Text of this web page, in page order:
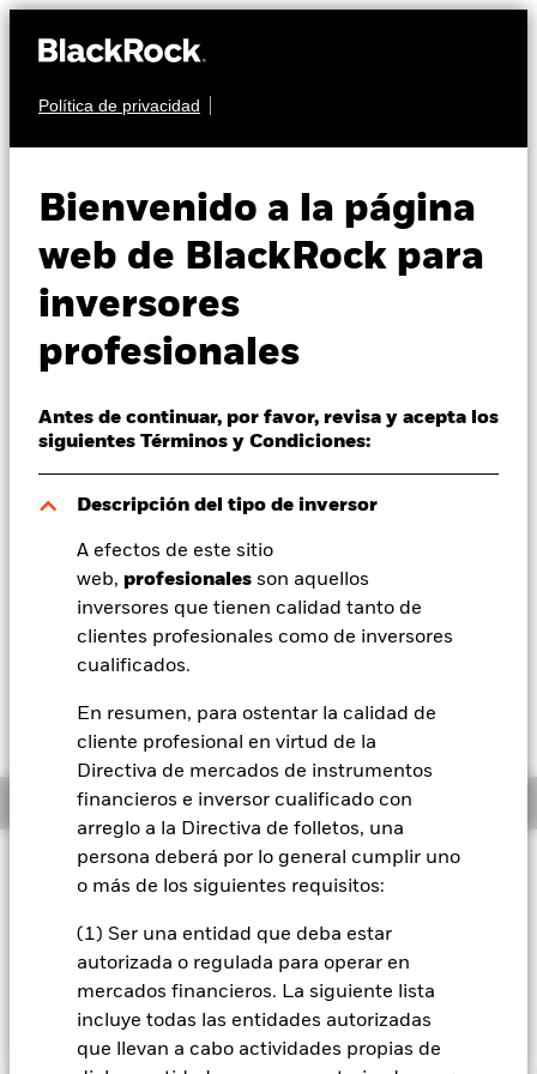
Política de privacidad
Bienvenido a la página
web de BlackRock para
inversores
profesionales
Antes de continuar, por favor, revisa y acepta los
siguientes Términos y Condiciones:
Descripción del tipo de inversor
A efectos de este sitio
web, profesionales son aquellos
inversores que tienen calidad tanto de
clientes profesionales como de inversores
cualificados.
En resumen, para ostentar la calidad de
cliente profesional en virtud de la
Directiva de mercados de instrumentos
financieros e inversor cualificado con
arreglo a la Directiva de folletos, una
persona deberá por lo general cumplir uno
o más de los siguientes requisitos:
(1) Ser una entidad que deba estar
autorizada o regulada para operar en
mercados financieros. La siguiente lista
incluye todas las entidades autorizadas
que llevan a cabo actividades propias de
Perspectivas
Visión de mercado
Educación
Profesionales
España
Change location
BlackRock
iShares
Nuestra compañía
MCTD
EMU Climate
Transition Aware
UCITS ETF
EUR 6,54
52 Semanas: 5,33 - 6,54
Variación del valor liquidativo a 06 ago 2026
EUR 0,02 (0,34%)
13,91%
Información general
Filosofía de inversión
su inversión, a través de una combinación de revalorización
refleje la rentabilidad del MSCI EMU Transition Aware Select
Index, el índice de referencia del Fondo (el «Índice»).